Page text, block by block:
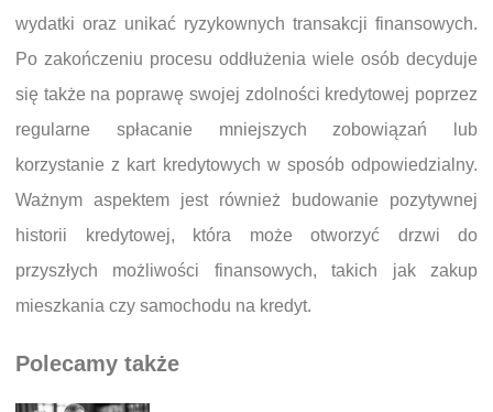
wydatki oraz unikać ryzykownych transakcji finansowych.
Po zakończeniu procesu oddłużenia wiele osób decyduje
się także na poprawę swojej zdolności kredytowej poprzez
regularne spłacanie mniejszych zobowiązań lub
korzystanie z kart kredytowych w sposób odpowiedzialny.
Ważnym aspektem jest również budowanie pozytywnej
historii kredytowej, która może otworzyć drzwi do
przyszłych możliwości finansowych, takich jak zakup
mieszkania czy samochodu na kredyt.
Polecamy także